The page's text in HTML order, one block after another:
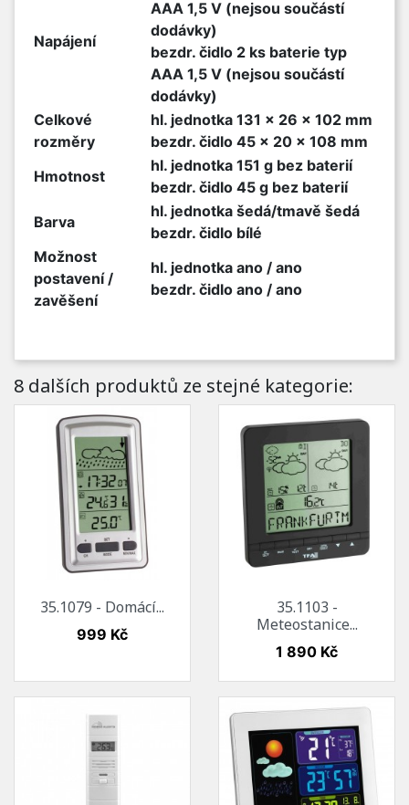
Napájení
AAA 1,5 V (nejsou součástí
dodávky)
bezdr. čidlo 2 ks baterie typ
AAA 1,5 V (nejsou součástí
dodávky)
Celkové
rozměry
hl. jednotka 131 x 26 x 102 mm
bezdr. čidlo 45 x 20 x 108 mm
Hmotnost
hl. jednotka 151 g bez baterií
bezdr. čidlo 45 g bez baterií
Barva
hl. jednotka šedá/tmavě šedá
bezdr. čidlo bílé
Možnost
postavení /
zavěšení
hl. jednotka ano / ano
bezdr. čidlo ano / ano
8 dalších produktů ze stejné kategorie:
35.1079 - Domácí...
Cena
999 Kč
35.1103 -
Meteostanice...
Cena
1 890 Kč